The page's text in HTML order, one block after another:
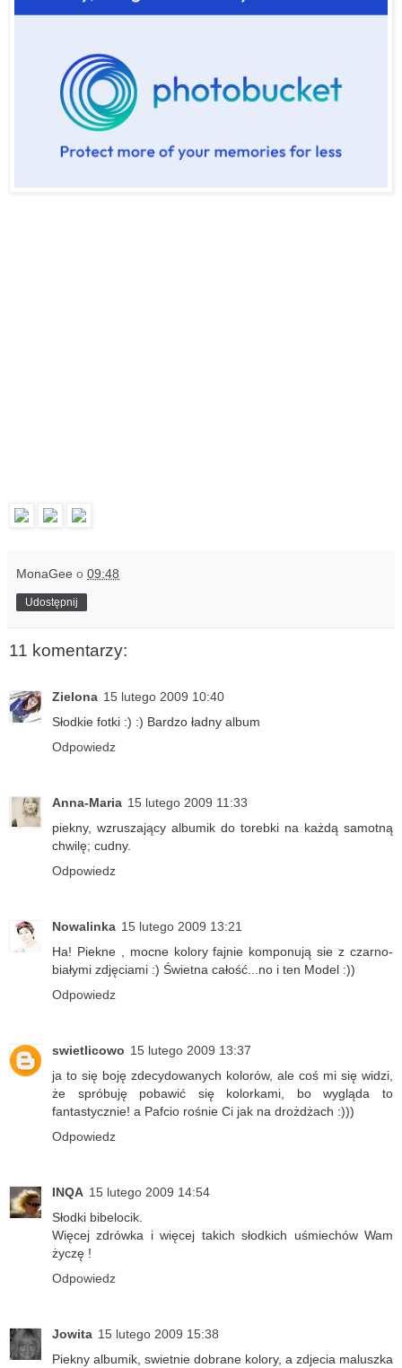
MonaGee o 09:48
Udostępnij
11 komentarzy:
Zielona 15 lutego 2009 10:40
Słodkie fotki :) :) Bardzo ładny album
Odpowiedz
Anna-Maria 15 lutego 2009 11:33
piekny, wzruszający albumik do torebki na każdą samotną
chwilę; cudny.
Odpowiedz
Nowalinka 15 lutego 2009 13:21
Ha! Piekne , mocne kolory fajnie komponują sie z czarno-
białymi zdjęciami :) Świetna całość...no i ten Model :))
Odpowiedz
swietlicowo 15 lutego 2009 13:37
ja to się boję zdecydowanych kolorów, ale coś mi się widzi,
że spróbuję pobawić się kolorkami, bo wygląda to
fantastycznie! a Pafcio rośnie Ci jak na drożdżach :)))
Odpowiedz
INQA 15 lutego 2009 14:54
Słodki bibelocik.
Więcej zdrówka i więcej takich słodkich uśmiechów Wam
życzę !
Odpowiedz
Jowita 15 lutego 2009 15:38
Piekny albumik, swietnie dobrane kolory, a zdjecia maluszka